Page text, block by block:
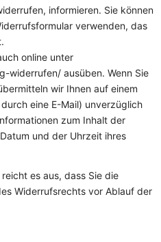
informieren. Sie können
verwenden, das
online unter
widerrufen/ ausüben. Wenn Sie
wir Ihnen auf einem
eine E-Mail) unverzüglich
zum Inhalt der
und der Uhrzeit ihres
es aus, dass Sie die
Widerrufsrechts vor Ablauf der